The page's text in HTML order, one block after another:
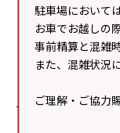
駐車場において
お車でお越しの
事前精算と混雑
また、混雑状況
ご理解・ご協力
Tweets by